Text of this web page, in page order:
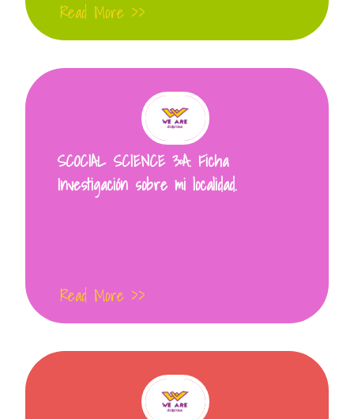
Read More >>
SCOCIAL SCIENCE 3ºA. Ficha
Investigación sobre mi localidad.
Read More >>